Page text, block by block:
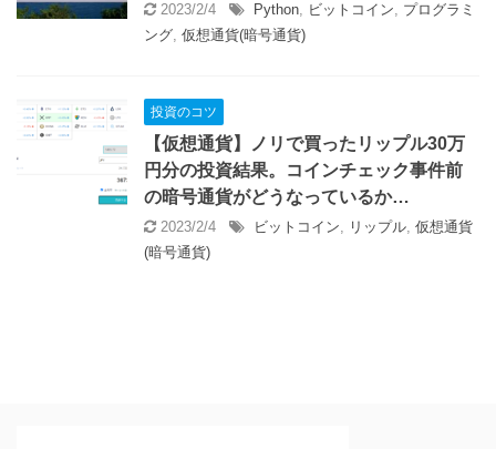
2023/2/4 Python, ビットコイン, プログラミ
ング, 仮想通貨(暗号通貨)
投資のコツ
【仮想通貨】ノリで買ったリップル30万
円分の投資結果。コインチェック事件前
の暗号通貨がどうなっているか…
2023/2/4 ビットコイン, リップル, 仮想通貨
(暗号通貨)